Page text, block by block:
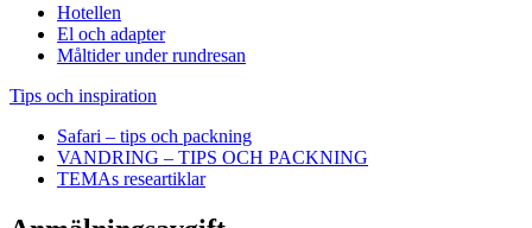
Hotellen
El och adapter
Måltider under rundresan
Tips och inspiration
Safari – tips och packning
VANDRING – TIPS OCH PACKNING
TEMAs researtiklar